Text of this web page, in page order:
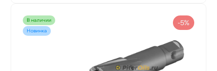
наличии
Новинка
-5%